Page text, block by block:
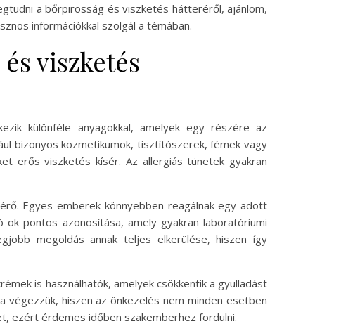
a bőrpirosság és viszketés hátteréről, ajánlom,
információkkal szolgál a témában.
viszketés
különféle anyagokkal, amelyek egy részére az
bizonyos kozmetikumok, tisztítószerek, fémek vagy
erős viszketés kísér. Az allergiás tünetek gyakran
Egyes emberek könnyebben reagálnak egy adott
pontos azonosítása, amely gyakran laboratóriumi
megoldás annak teljes elkerülése, hiszen így
is használhatók, amelyek csökkentik a gyulladást
hiszen az önkezelés nem minden esetben
ezért érdemes időben szakemberhez fordulni.